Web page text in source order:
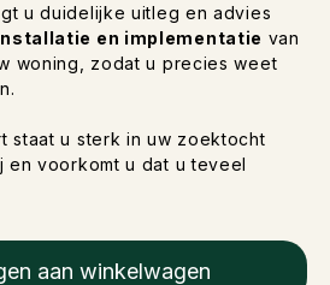
u duidelijke uitleg en advies
en implementatie van
woning, zodat u precies weet
staat u sterk in uw zoektocht
en voorkomt u dat u teveel
aan winkelwagen